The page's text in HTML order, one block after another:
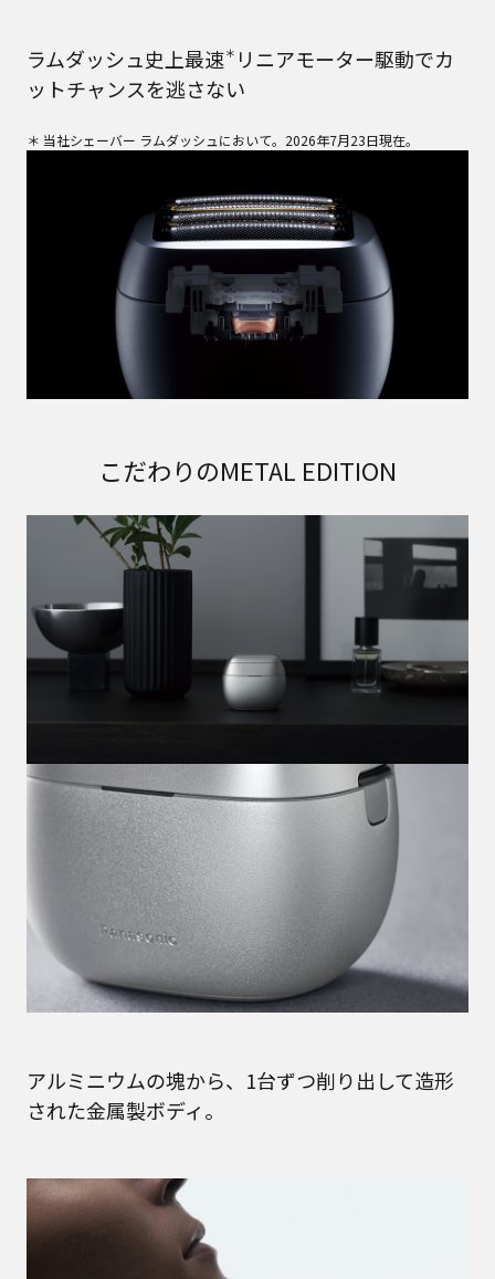
ラムダッシュ史上最速＊ リニアモーター駆動でカ
ットチャンスを逃さない
＊ 当社シェーバー ラムダッシュにおいて。2026年7月23日現在。
こだわりのMETAL EDITION
アルミニウムの塊から、1台ずつ削り出して造形
された金属製ボディ。